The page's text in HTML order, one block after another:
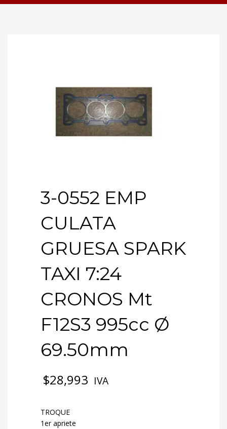
3-0552 EMP
CULATA
GRUESA SPARK
TAXI 7:24
CRONOS Mt
F12S3 995cc Ø
69.50mm
$28,993 IVA
TROQUE
1er apriete